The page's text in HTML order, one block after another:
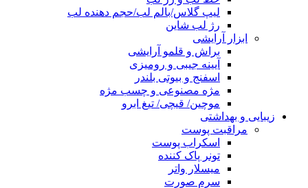
لیپ گلاس/بالم لب/حجم دهنده لب
رژ لب شاین
ابزار آرایشی
براش و قلمو آرایشی
آیینه جیبی و رومیزی
اسفنج و بیوتی بلندر
مژه مصنوعی و چسب مژه
موچین/ قیچی/ تیغ ابرو
زیبایی و بهداشتی
مراقبت پوست
اسکراب پوست
تونر پاک کننده
میسلار واتر
سرم صورت